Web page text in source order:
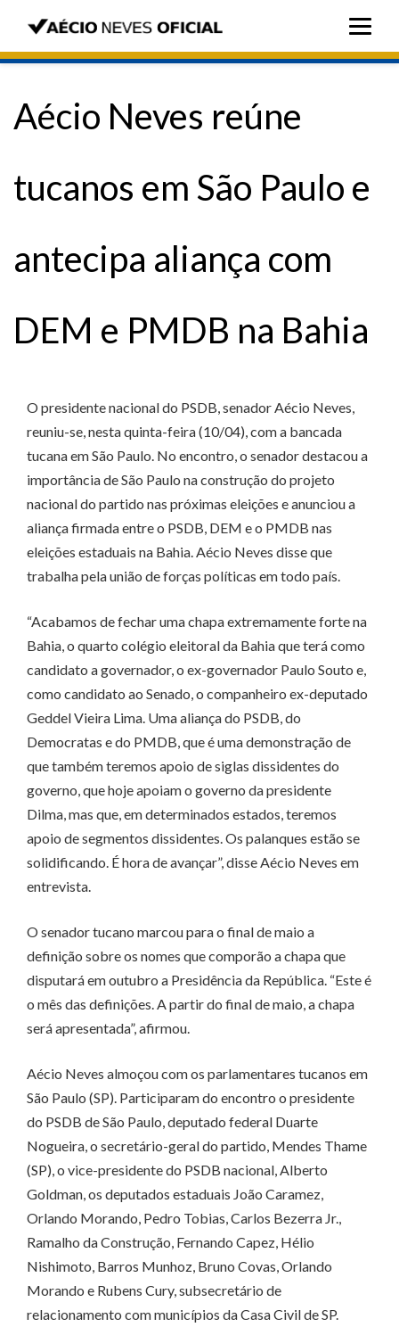
Aécio Neves reúne
tucanos em São Paulo e
antecipa aliança com
DEM e PMDB na Bahia
O presidente nacional do PSDB, senador Aécio Neves,
reuniu-se, nesta quinta-feira (10/04), com a bancada
tucana em São Paulo. No encontro, o senador destacou a
importância de São Paulo na construção do projeto
nacional do partido nas próximas eleições e anunciou a
aliança firmada entre o PSDB, DEM e o PMDB nas
eleições estaduais na Bahia. Aécio Neves disse que
trabalha pela união de forças políticas em todo país.
“Acabamos de fechar uma chapa extremamente forte na
Bahia, o quarto colégio eleitoral da Bahia que terá como
candidato a governador, o ex-governador Paulo Souto e,
como candidato ao Senado, o companheiro ex-deputado
Geddel Vieira Lima. Uma aliança do PSDB, do
Democratas e do PMDB, que é uma demonstração de
que também teremos apoio de siglas dissidentes do
governo, que hoje apoiam o governo da presidente
Dilma, mas que, em determinados estados, teremos
apoio de segmentos dissidentes. Os palanques estão se
solidificando. É hora de avançar”, disse Aécio Neves em
entrevista.
O senador tucano marcou para o final de maio a
definição sobre os nomes que comporão a chapa que
disputará em outubro a Presidência da República. “Este é
o mês das definições. A partir do final de maio, a chapa
será apresentada”, afirmou.
Aécio Neves almoçou com os parlamentares tucanos em
São Paulo (SP). Participaram do encontro o presidente
do PSDB de São Paulo, deputado federal Duarte
Nogueira, o secretário-geral do partido, Mendes Thame
(SP), o vice-presidente do PSDB nacional, Alberto
Goldman, os deputados estaduais João Caramez,
Orlando Morando, Pedro Tobias, Carlos Bezerra Jr.,
Ramalho da Construção, Fernando Capez, Hélio
Nishimoto, Barros Munhoz, Bruno Covas, Orlando
Morando e Rubens Cury, subsecretário de
relacionamento com municípios da Casa Civil de SP.